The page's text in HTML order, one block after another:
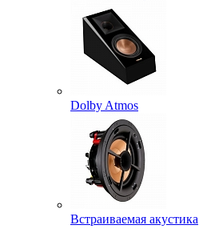
Dolby Atmos
Встраиваемая акустика